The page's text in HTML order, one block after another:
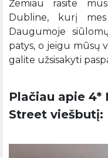
Žemiau rasite
Dubline, kurį
Daugumoje
patys, o jeigu mūsų
galite užsisakyti
Plačiau apie 4*
Street viešbutį: